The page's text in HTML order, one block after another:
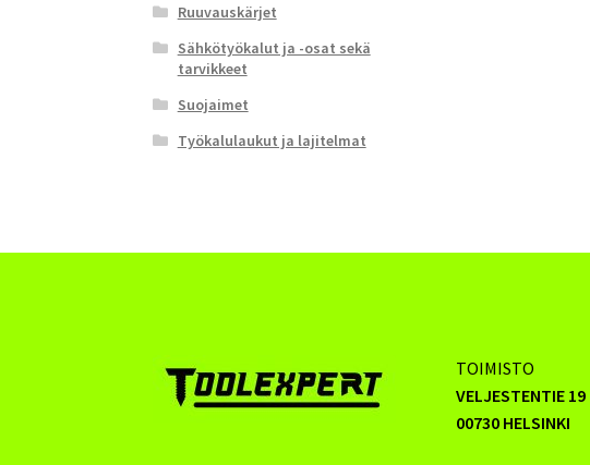
Ruuvauskärjet
Sähkötyökalut ja -osat sekä
tarvikkeet
Suojaimet
Työkalulaukut ja lajitelmat
TOIMISTO
VELJESTENTIE 19
00730 HELSINKI